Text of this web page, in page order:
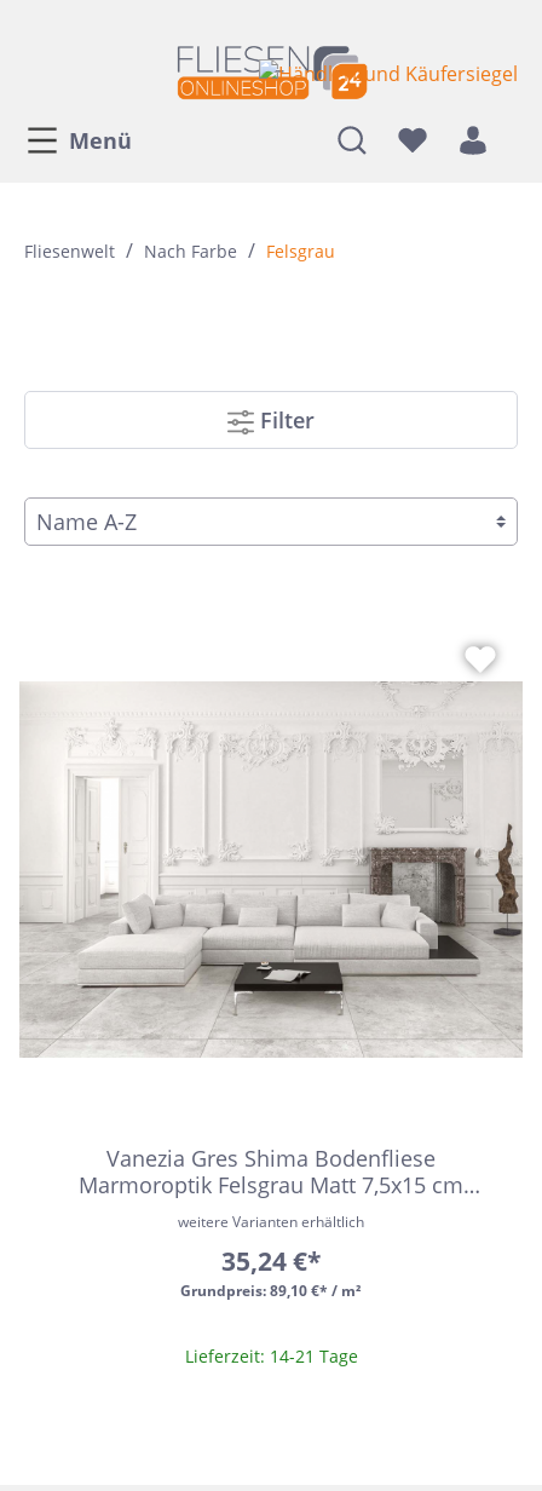
Menü
Fliesenwelt / Nach Farbe / Felsgrau
Filter
Vanezia Gres Shima Bodenfliese
Marmoroptik Felsgrau Matt 7,5x15 cm
rektifiziert R10
Grundpreis:89,10 €* / m²
weitere Varianten erhältlich
35,24 €*
Lieferzeit: 14-21 Tage